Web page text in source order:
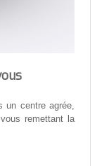
un centre agrée,
remettant la